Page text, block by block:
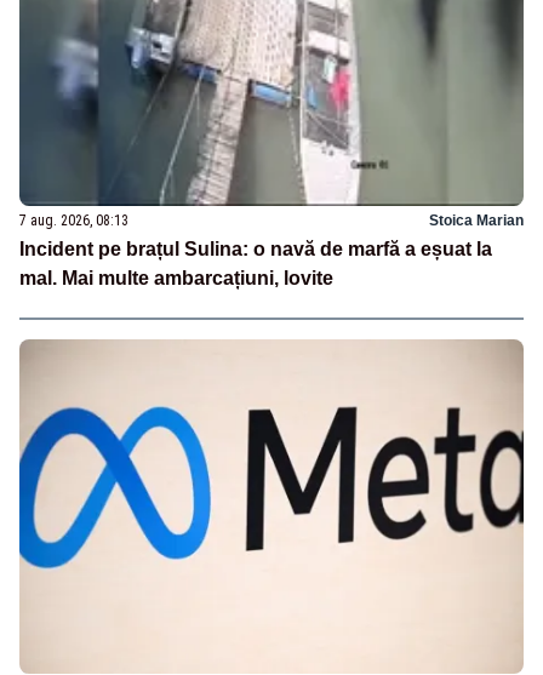
7 aug. 2026, 08:13 Stoica Marian
Incident pe brațul Sulina: o navă de marfă a eșuat la
mal. Mai multe ambarcațiuni, lovite